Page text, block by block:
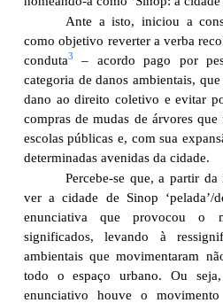
Ante a isto, iniciou a
como objetivo reverter a verba
conduta3
– acordo pago por
categoria de danos ambientais,
dano ao direito coletivo e evitar
compras de mudas de árvores
escolas públicas e, com sua
determinadas avenidas da cidade.
Percebe-se que, a partir
ver a cidade de Sinop ‘pelada’/
enunciativa que provocou o
significados, levando à
ambientais que movimentaram
todo o espaço urbano. Ou
enunciativo houve o